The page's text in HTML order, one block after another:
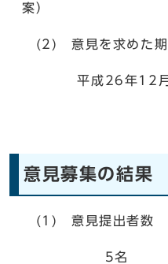
案）
(2) 意見を求めた期
平成26年12月24
意見募集の結果
(1) 意見提出者数
5名